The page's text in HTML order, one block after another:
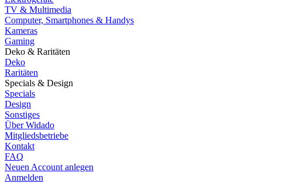
TV & Multimedia
Computer, Smartphones & Handys
Kameras
Gaming
Deko & Raritäten
Deko
Raritäten
Specials & Design
Specials
Design
Sonstiges
Über Widado
Mitgliedsbetriebe
Kontakt
FAQ
Neuen Account anlegen
Anmelden